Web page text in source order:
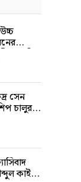
সেন
চালুর
কাইয়ুম